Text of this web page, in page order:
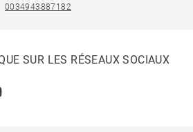
0034943887182
SUR LES RÉSEAUX SOCIAUX